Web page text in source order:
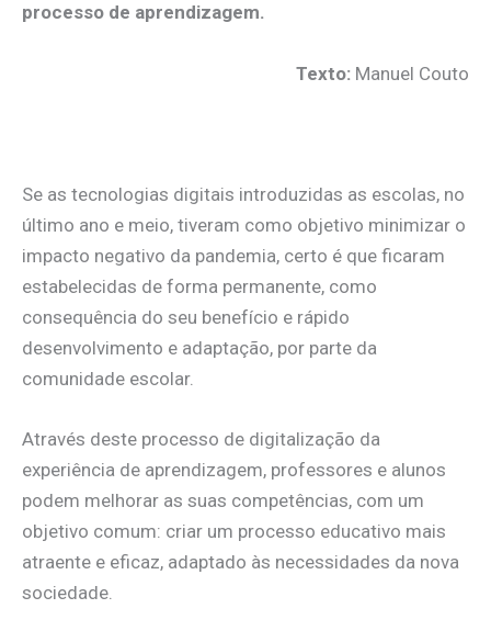
processo de aprendizagem.
Texto: Manuel Couto
Se as tecnologias digitais introduzidas as escolas, no
último ano e meio, tiveram como objetivo minimizar o
impacto negativo da pandemia, certo é que ficaram
estabelecidas de forma permanente, como
consequência do seu benefício e rápido
desenvolvimento e adaptação, por parte da
comunidade escolar.
Através deste processo de digitalização da
experiência de aprendizagem, professores e alunos
podem melhorar as suas competências, com um
objetivo comum: criar um processo educativo mais
atraente e eficaz, adaptado às necessidades da nova
sociedade.